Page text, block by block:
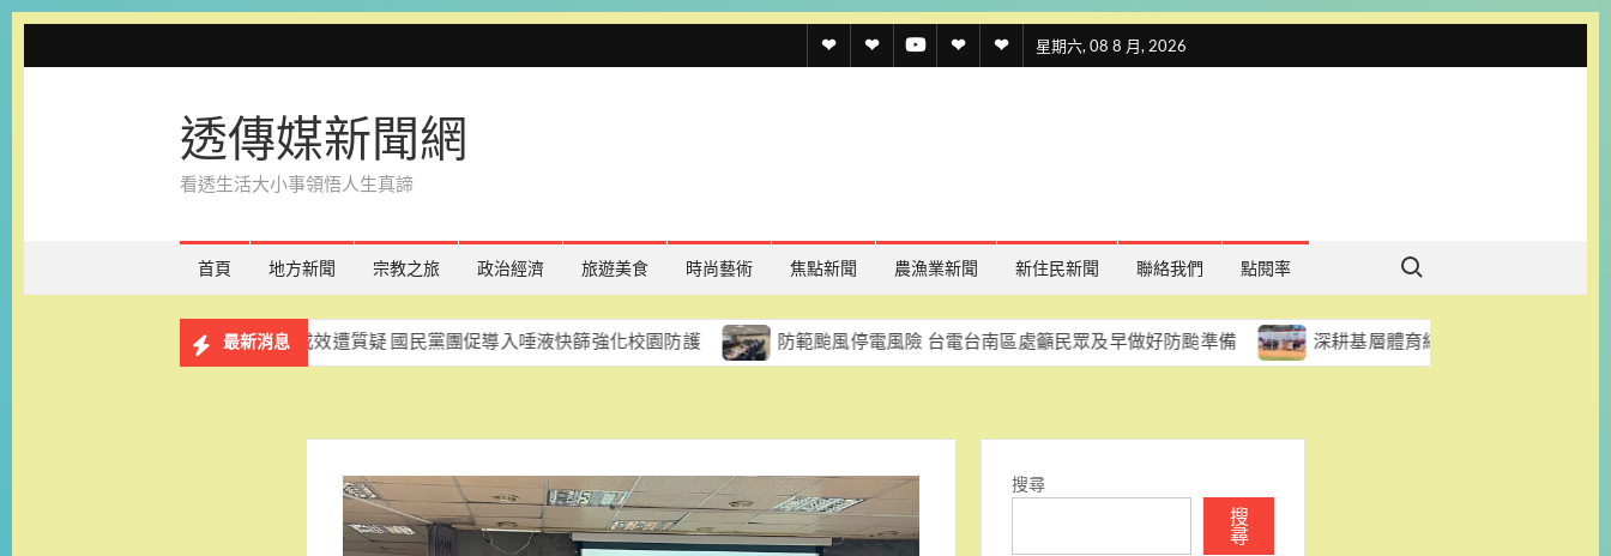
to
星期六, 08 8 月, 2026
透 透
名
透 聯 官
透傳媒新聞網
看透生活大小事領悟人生真諦
首頁 地方新聞 宗教之旅 政治經濟 旅遊美食 時尚藝術 焦點新聞 農漁業新聞 新住民新聞 聯絡我們 點閱率
Search for:
最新消息
校園反毒成效遭質疑 國民黨團促導入唾液快篩強化校園防護 防範颱風停電風險 台電台南區處籲民眾及早做好防颱準備 深耕基層體育結碩果 臺南小將國際少年運動會亮
搜尋
搜
尋